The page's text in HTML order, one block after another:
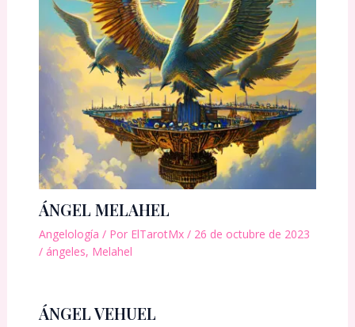
ÁNGEL MELAHEL
Angelología / Por ElTarotMx / 26 de octubre de 2023
/ ángeles, Melahel
ÁNGEL VEHUEL